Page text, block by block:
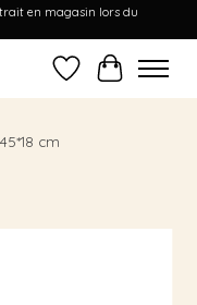
en magasin lors du
Liste dePanier
cm